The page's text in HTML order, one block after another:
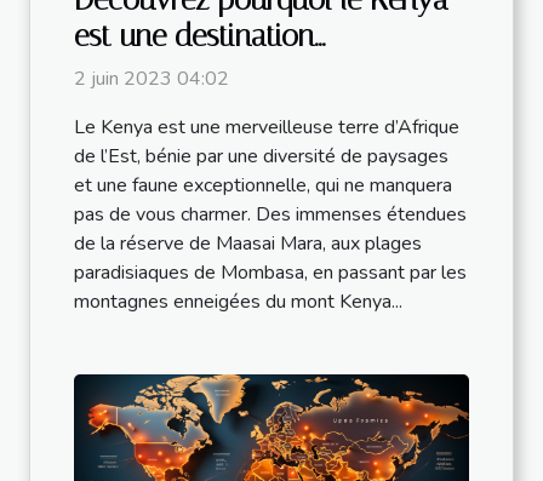
est une destination
incontournable
2 juin 2023 04:02
Le Kenya est une merveilleuse terre d’Afrique
de l’Est, bénie par une diversité de paysages
et une faune exceptionnelle, qui ne manquera
pas de vous charmer. Des immenses étendues
de la réserve de Maasai Mara, aux plages
paradisiaques de Mombasa, en passant par les
montagnes enneigées du mont Kenya...